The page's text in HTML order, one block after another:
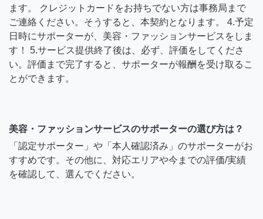
ます。 クレジットカードをお持ちでない方は事務局まで
ご連絡ください。そうすると、本契約となります。 4.予定
日時にサポーターが、美容・ファッションサービスをしま
す！ 5.サービス提供終了後は、必ず、評価をしてくださ
い。評価まで完了すると、サポーターが報酬を受け取るこ
とができます。
美容・ファッションサービスのサポーターの選び方は？
「認定サポーター」や「本人確認済み」のサポーターがお
すすめです。その他に、対応エリアや今までの評価/実績
を確認して、選んでください。